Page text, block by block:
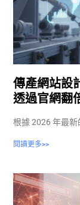
傳產網站設
透過官網翻
根據 2026 年最
閱讀更多>>